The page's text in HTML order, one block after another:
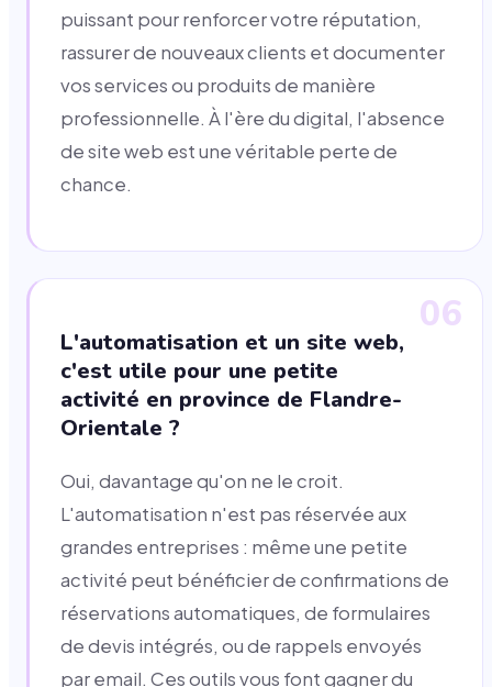
puissant pour renforcer votre réputation,
rassurer de nouveaux clients et documenter
vos services ou produits de manière
professionnelle. À l'ère du digital, l'absence
de site web est une véritable perte de
chance.
06
L'automatisation et un site web,
c'est utile pour une petite
activité en province de Flandre-
Orientale ?
Oui, davantage qu'on ne le croit.
L'automatisation n'est pas réservée aux
grandes entreprises : même une petite
activité peut bénéficier de confirmations de
réservations automatiques, de formulaires
de devis intégrés, ou de rappels envoyés
par email. Ces outils vous font gagner du